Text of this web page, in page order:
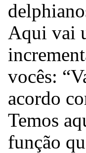
Aqui vai
vocês:
acordo
Temos
função